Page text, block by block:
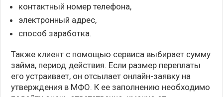
контактный номер телефона,
электронный адрес,
способ заработка.
Также клиент с помощью сервиса выбирает сумму
займа, период действия. Если размер переплаты
его устраивает, он отсылает онлайн-заявку на
утверждения в МФО. К ее заполнению необходимо